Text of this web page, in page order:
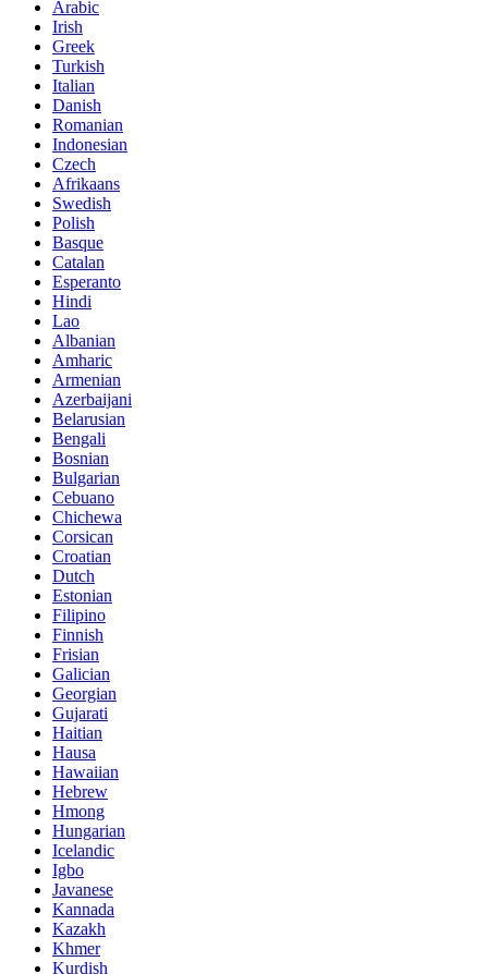
Arabic
Irish
Greek
Turkish
Italian
Danish
Romanian
Indonesian
Czech
Afrikaans
Swedish
Polish
Basque
Catalan
Esperanto
Hindi
Lao
Albanian
Amharic
Armenian
Azerbaijani
Belarusian
Bengali
Bosnian
Bulgarian
Cebuano
Chichewa
Corsican
Croatian
Dutch
Estonian
Filipino
Finnish
Frisian
Galician
Georgian
Gujarati
Haitian
Hausa
Hawaiian
Hebrew
Hmong
Hungarian
Icelandic
Igbo
Javanese
Kannada
Kazakh
Khmer
Kurdish